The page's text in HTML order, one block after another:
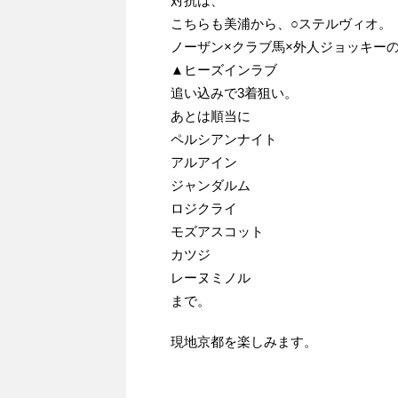
こちらも美浦から、○ステルヴィオ。
ノーザン×クラブ馬×外人ジョッキー
▲ヒーズインラブ
追い込みで3着狙い。
あとは順当に
ペルシアンナイト
アルアイン
ジャンダルム
ロジクライ
モズアスコット
カツジ
レーヌミノル
まで。
現地京都を楽しみます。